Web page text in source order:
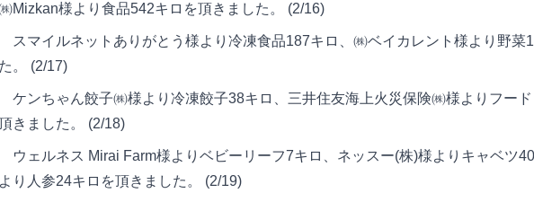
Mizkan様より食品542キロを頂きました。 (2/16)
スマイルネットありがとう様より冷凍食品187キロ、㈱ベイカレント様より野菜
た。 (2/17)
ケンちゃん餃子㈱様より冷凍餃子38キロ、三井住友海上火災保険㈱様よりフー
きました。 (2/18)
ウェルネス Mirai Farm様よりベビーリーフ7キロ、ネッスー(株)様よりキャベツ
より人参24キロを頂きました。 (2/19)